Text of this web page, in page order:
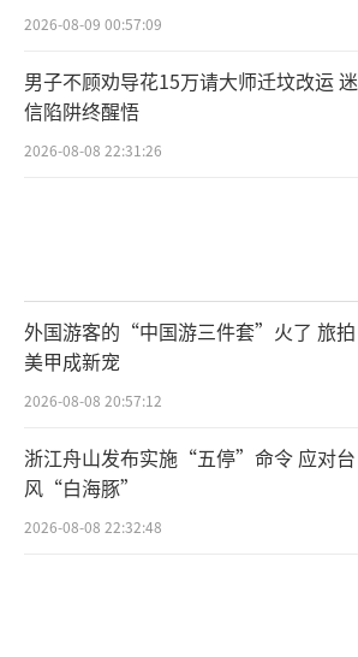
2026-08-09 00:57:09
男子不顾劝导花15万请大师迁坟改运 迷
信陷阱终醒悟
2026-08-08 22:31:26
外国游客的“中国游三件套”火了 旅拍
美甲成新宠
2026-08-08 20:57:12
浙江舟山发布实施“五停”命令 应对台
风“白海豚”
2026-08-08 22:32:48